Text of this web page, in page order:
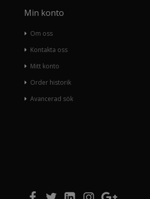
Min konto
Om oss
Kontakta oss
Mitt konto
Order historik
Avancerad sök